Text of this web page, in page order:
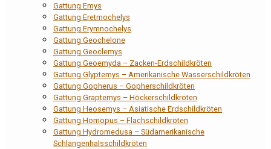
Gattung Emys
Gattung Eretmochelys
Gattung Erymnochelys
Gattung Geochelone
Gattung Geoclemys
Gattung Geoemyda – Zacken-Erdschildkröten
Gattung Glyptemys – Amerikanische Wasserschildkröten
Gattung Gopherus – Gopherschildkröten
Gattung Graptemys – Höckerschildkröten
Gattung Heosemys – Asiatische Erdschildkröten
Gattung Homopus – Flachschildkröten
Gattung Hydromedusa – Südamerikanische
Schlangenhalsschildkröten